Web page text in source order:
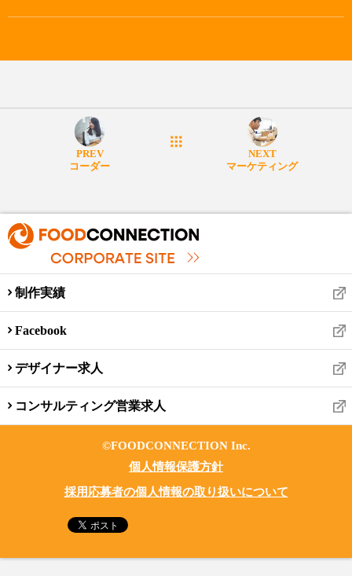
PREV
コーダー
NEXT
マーケティング
制作実績
Facebook
デザイナー求人
コンサルティング営業求人
©FOODCONNECTION Inc.
個人情報保護方針
採用応募者の個人情報の取り扱いについて